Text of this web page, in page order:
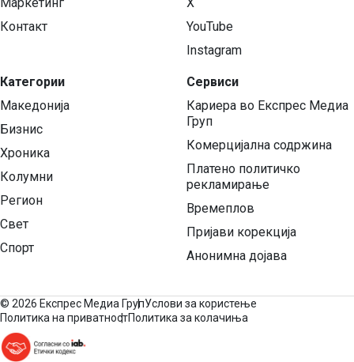
Контакт
Категории
Македонија
Бизнис
Хроника
Колумни
Регион
Свет
Спорт
YouTube
Instagram
Сервиси
Кариера во Експрес Медиа
Груп
Комерцијална содржина
Платено политичко
рекламирање
Времеплов
Пријави корекција
Анонимна дојава
© 2026 Експрес Медиа ГрупУслови за користење
Политика на приватностПолитика за колачиња